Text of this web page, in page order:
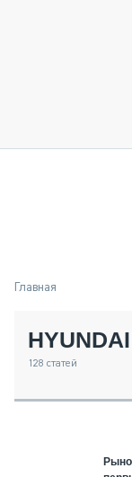
ТЕХНИКА
МЕРОПРИЯТИЯ
Главная
HYUNDAI
128 статей